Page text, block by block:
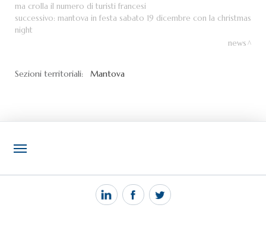
ma crolla il numero di turisti francesi
successivo: mantova in festa sabato 19 dicembre con la christmas
night
news
Sezioni territoriali: Mantova
NOTIZIE
PEC MANTOVA MAIL